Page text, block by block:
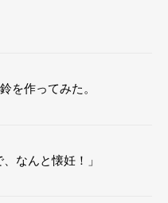
を作ってみた。
なんと懐妊！」